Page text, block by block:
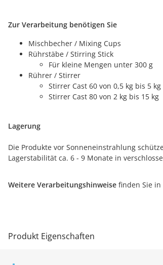
Zur Verarbeitung benötigen Sie
Mischbecher / Mixing Cups
Rührstäbe / Stirring Stick
Für kleine Mengen unter 300 g
Rührer / Stirrer
Stirrer Cast 60 von 0,5 kg bis 5 kg
Stirrer Cast 80 von 2 kg bis 15 kg
Lagerung
Die Produkte vor Sonneneinstrahlung
Lagerstabilität ca. 6 - 9 Monate in
Weitere Verarbeitungshinweise finden Sie
Produkt Eigenschaften